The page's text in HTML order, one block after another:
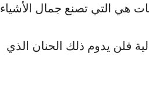
هي التي تصنع جمال الأشياء
فلن يدوم ذلك الحنان الذي